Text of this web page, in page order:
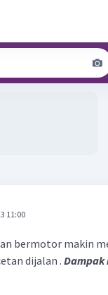
11:00
bermotor makin
dijalan .